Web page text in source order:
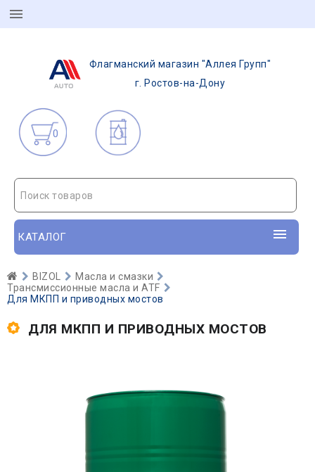
Флагманский магазин "Аллея Групп"
г. Ростов-на-Дону
0
Поиск товаров
КАТАЛОГ
BIZOL
Масла и смазки
Трансмиссионные масла и ATF
Для МКПП и приводных мостов
ДЛЯ МКПП И ПРИВОДНЫХ МОСТОВ